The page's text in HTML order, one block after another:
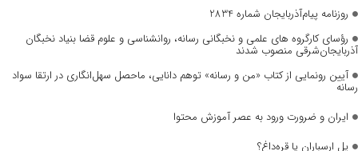
روزنامه پیام‌آذربایجان شماره 2834
رؤسای کارگروه های علمی و نخبگانی رسانه، روانشناسی و علوم قضا بنیاد نخبگان
آذربایجان‌شرقی منصوب شدند
آیین رونمایی از کتاب «من و رسانه» توهم دانایی، ماحصل سهل‌انگاری در ارتقا سواد
رسانه
ایران و ضرورت ورود به عصر آموزش محتوا
پل ارسباران یا قره‌داغ؟